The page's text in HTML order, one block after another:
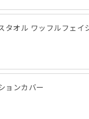
タオル ワッフルフェイ
ョンカバー